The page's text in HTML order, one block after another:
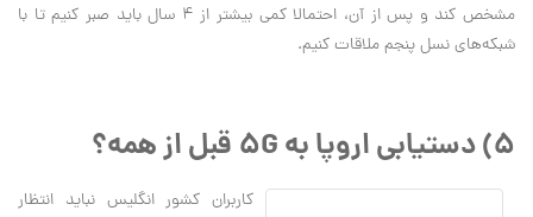
مشخص کند و پس از آن، احتمالا کمی بیشتر از 4 سال باید صبر کنیم تا با
شبکه‌های نسل پنجم ملاقات کنیم.
5) دستیابی اروپا به 5G قبل از همه؟
کاربران کشور انگلیس نباید انتظار